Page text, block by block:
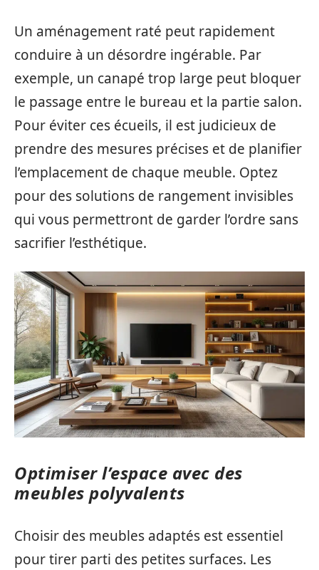
Un aménagement raté peut rapidement
conduire à un désordre ingérable. Par
exemple, un canapé trop large peut bloquer
le passage entre le bureau et la partie salon.
Pour éviter ces écueils, il est judicieux de
prendre des mesures précises et de planifier
l’emplacement de chaque meuble. Optez
pour des solutions de rangement invisibles
qui vous permettront de garder l’ordre sans
sacrifier l’esthétique.
Optimiser l’espace avec des
meubles polyvalents
Choisir des meubles adaptés est essentiel
pour tirer parti des petites surfaces. Les